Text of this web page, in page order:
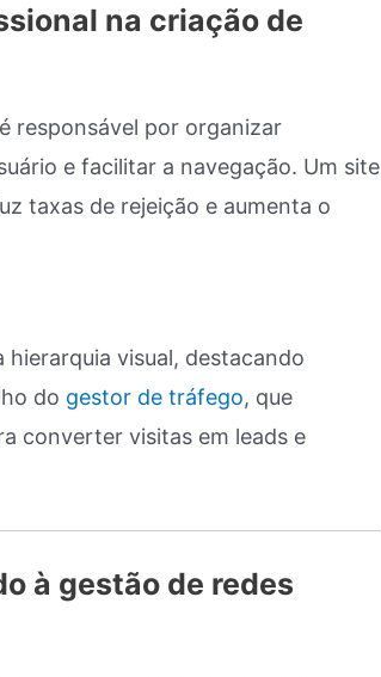
na criação de
responsável por organizar
e facilitar a navegação. Um site
taxas de rejeição e aumenta o
visual, destacando
do gestor de tráfego, que
converter visitas em leads e
à gestão de redes